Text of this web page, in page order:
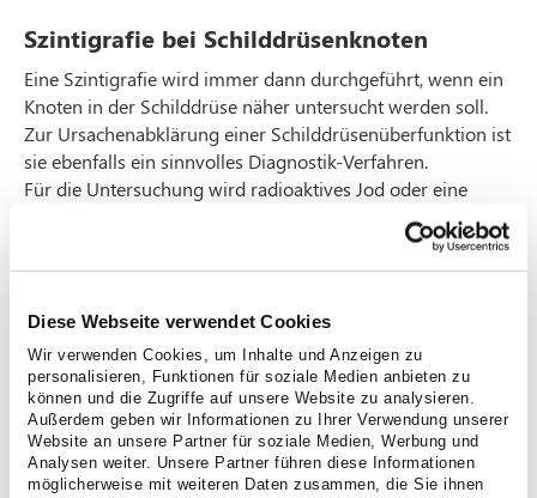
Diese Webseite verwendet Cookies
Wir verwenden Cookies, um Inhalte und Anzeigen zu
personalisieren, Funktionen für soziale Medien anbieten zu
können und die Zugriffe auf unsere Website zu analysieren.
Außerdem geben wir Informationen zu Ihrer Verwendung unserer
Website an unsere Partner für soziale Medien, Werbung und
Analysen weiter. Unsere Partner führen diese Informationen
möglicherweise mit weiteren Daten zusammen, die Sie ihnen
Szintigrafie bei Schilddrüsenknoten
Eine Szintigrafie wird immer dann durchgeführt, wenn ein
Knoten in der Schilddrüse näher untersucht werden soll.
Zur Ursachenabklärung einer Schilddrüsenüberfunktion ist
sie ebenfalls ein sinnvolles Diagnostik-Verfahren.
Für die Untersuchung wird radioaktives Jod oder eine
radioaktive Jod-ähnliche Substanz über eine Vene
gespritzt. Die Schilddrüse nimmt Jod auf, um Hormone zu
produzieren. Diesen Prozess macht die Szintigrafie sich zu
sich über eine Gammakamera sichtbar machen. Dort, wo
das Schilddrüsengewebe besonders aktiv ist, also
besonders viel Jod aufnimmt, erscheinen Areale in
Orange- und Rottönen. Gewebeareale der Schilddrüse, die
wenig oder gar kein Jod aufnehmen, werden in der
Szintigrafie blau-violett dargestellt. So lassen sich
hormonproduzierende Knoten (heiße Knoten, warme